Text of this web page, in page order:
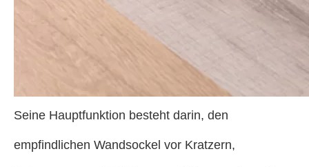
Seine Hauptfunktion besteht darin, den
empfindlichen Wandsockel vor Kratzern,